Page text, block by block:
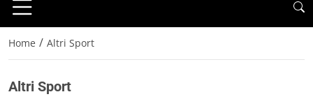
Home / Altri Sport
Altri Sport